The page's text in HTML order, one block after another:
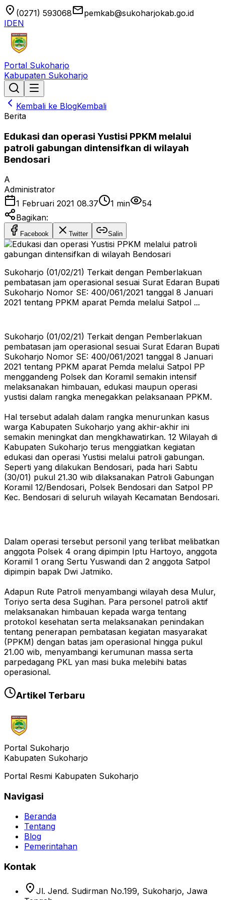
location_on (0271) 593068emailpemkab@sukoharjokab.go.id
IDEN
Portal Sukoharjo
Kabupaten Sukoharjo
Kembali ke BlogKembali
Berita
Edukasi dan operasi Yustisi PPKM melalui
patroli gabungan dintensifkan di wilayah
Bendosari
A
Administrator
1 Februari 2021 08.37
1 min
54
Bagikan:
Facebook Twitter Salin
Sukoharjo (01/02/21) Terkait dengan Pemberlakuan
pembatasan jam operasional sesuai Surat Edaran Bupati
Sukoharjo Nomor SE: 400/061/2021 tanggal 8 Januari
2021 tentang PPKM aparat Pemda melalui Satpol ...
Sukoharjo (01/02/21) Terkait dengan Pemberlakuan
pembatasan jam operasional sesuai Surat Edaran Bupati
Sukoharjo Nomor SE: 400/061/2021 tanggal 8 Januari
2021 tentang PPKM aparat Pemda melalui Satpol PP
menggandeng Polsek dan Koramil semakin intensif
melaksanakan himbauan, edukasi maupun operasi
yustisi dalam rangka menegakkan pelaksanaan PPKM.
Hal tersebut adalah dalam rangka menurunkan kasus
warga Kabupaten Sukoharjo yang akhir-akhir ini
semakin meningkat dan mengkhawatirkan. 12 Wilayah di
Kabupaten Sukoharjo terus menggiatkan kegiatan
edukasi dan operasi Yustisi melalui patroli gabungan.
Seperti yang dilakukan Bendosari, pada hari Sabtu
(30/01) pukul 21.30 wib dilaksanakan Patroli Gabungan
Koramil 12/Bendosari, Polsek Bendosari dan Satpol PP
Kec. Bendosari di seluruh wilayah Kecamatan Bendosari.
Dalam operasi tersebut personil yang terlibat melibatkan
anggota Polsek 4 orang dipimpin Iptu Hartoyo, anggota
Koramil 1 orang Sertu Yuswandi dan 2 anggota Satpol
dipimpin bapak Dwi Jatmiko.
Adapun Rute Patroli menyambangi wilayah desa Mulur,
Toriyo serta desa Sugihan. Para personel patroli aktif
melaksanakan himbauan kepada warga tentang
protokol kesehatan serta melaksanakan penindakan
tentang penerapan pembatasan kegiatan masyarakat
(PPKM) dengan batas jam operasional hingga pukul
21.00 wib, menyambangi kerumunan massa serta
parpedagang PKL yan masi buka melebihi batas
operasional.
Artikel Terbaru
Portal Sukoharjo
Kabupaten Sukoharjo
Portal Resmi Kabupaten Sukoharjo
Navigasi
Beranda
Tentang
Blog
Pemerintahan
Kontak
location_on Jl. Jend. Sudirman No.199, Sukoharjo, Jawa